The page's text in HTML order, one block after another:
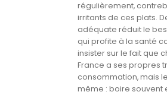
régulièrement,
irritants de ces plats.
adéquate réduit le
qui profite à la santé
insister sur le fait que
France a ses propres
consommation, mais
même : boire souvent